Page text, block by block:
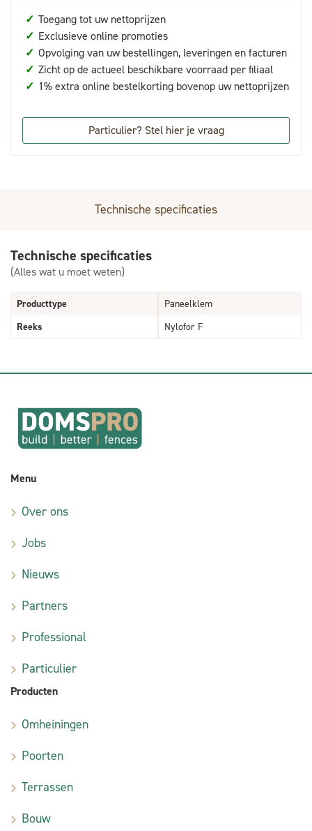
✓ Toegang tot uw nettoprijzen
✓ Exclusieve online promoties
✓ Opvolging van uw bestellingen, leveringen en facturen
✓ Zicht op de actueel beschikbare voorraad per filiaal
✓ 1% extra online bestelkorting bovenop uw nettoprijzen
Particulier? Stel hier je vraag
Technische specificaties
Technische specificaties
(Alles wat u moet weten)
Producttype
Paneelklem
Reeks
Nylofor F
Menu
Over ons
Jobs
Nieuws
Partners
Professional
Particulier
Producten
Omheiningen
Poorten
Terrassen
Bouw